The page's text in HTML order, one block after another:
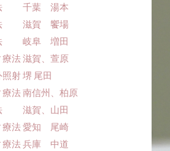
法 千葉 湯本
法 滋賀 饗場
法 岐阜 増田
療法 滋賀、萱原
射 堺 尾田
療法 南信州、柏原
滋賀、山田
療法 愛知 尾崎
療法 兵庫 中道